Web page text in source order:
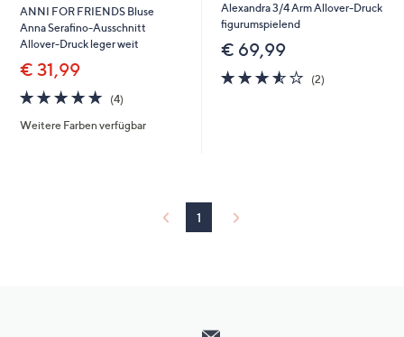
rechts,
um
diese
anzuzeigen.
ANNI FOR FRIENDS Bluse
Anna Serafino-Ausschnitt
Allover-Druck leger weit
€ 31,99
4.8
von
5
(4)4
Weitere Farben verfügbar
Alexandra 3/4 Arm Allover-Druck
figurumspielend
€ 69,99
3.5
von
(2)2
1